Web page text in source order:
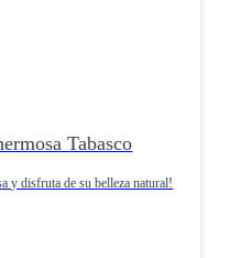
Tabasco
y disfruta de su belleza natural!